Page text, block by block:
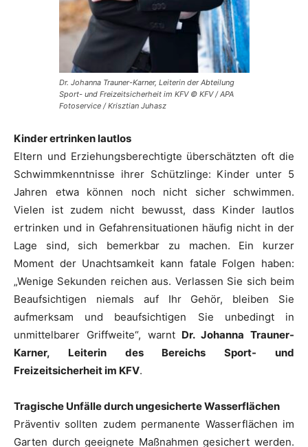
Dr. Johanna Trauner-Karner, Leiterin der Abteilung
Sport- und Freizeitsicherheit im KFV © KFV / APA
Fotoservice / Krisztian Juhasz
Kinder ertrinken lautlos
Eltern und Erziehungsberechtigte überschätzten oft die
Schwimmkenntnisse ihrer Schützlinge: Kinder unter 5
Jahren etwa können noch nicht sicher schwimmen.
Vielen ist zudem nicht bewusst, dass Kinder lautlos
ertrinken und in Gefahrensituationen häufig nicht in der
Lage sind, sich bemerkbar zu machen. Ein kurzer
Moment der Unachtsamkeit kann fatale Folgen haben:
„Wenige Sekunden reichen aus. Verlassen Sie sich beim
Beaufsichtigen niemals auf Ihr Gehör, bleiben Sie
aufmerksam und beaufsichtigen Sie unbedingt in
unmittelbarer Griffweite“, warnt Dr. Johanna Trauner-
Karner, Leiterin des Bereichs Sport- und
Freizeitsicherheit im KFV.
Tragische Unfälle durch ungesicherte Wasserflächen
Präventiv sollten zudem permanente Wasserflächen im
Garten durch geeignete Maßnahmen gesichert werden.